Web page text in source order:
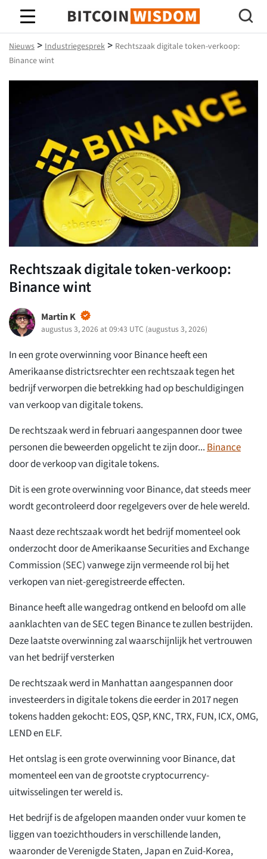
Bitcoin-wijsheid
Nieuws > Industriegesprek > Rechtszaak digitale token-verkoop:
Binance wint
Rechtszaak digitale token-verkoop:
Binance wint
Martin K
augustus 3, 2026 at 09:43 UTC (augustus 3, 2026)
In een grote overwinning voor Binance heeft een
Amerikaanse districtsrechter een rechtszaak tegen het
bedrijf verworpen die betrekking had op beschuldigingen
van verkoop van digitale tokens.
De rechtszaak werd in februari aangespannen door twee
personen die beweerden opgelicht te zijn door... Binance
door de verkoop van digitale tokens.
Dit is een grote overwinning voor Binance, dat steeds meer
wordt gecontroleerd door regelgevers over de hele wereld.
Naast deze rechtszaak wordt het bedrijf momenteel ook
onderzocht door de Amerikaanse Securities and Exchange
Commission (SEC) vanwege zijn vermeende rol bij het
verkopen van niet-geregistreerde effecten.
Binance heeft alle wangedrag ontkend en beloofd om alle
aanklachten van de SEC tegen Binance te zullen bestrijden.
Deze laatste overwinning zal waarschijnlijk het vertrouwen
van het bedrijf versterken
De rechtszaak werd in Manhattan aangespannen door
investeerders in digitale tokens die eerder in 2017 negen
tokens hadden gekocht: EOS, QSP, KNC, TRX, FUN, ICX, OMG,
LEND en ELF.
Het ontslag is een grote overwinning voor Binance, dat
momenteel een van de grootste cryptocurrency-
uitwisselingen ter wereld is.
Het bedrijf is de afgelopen maanden onder vuur komen te
liggen van toezichthouders in verschillende landen,
waaronder de Verenigde Staten, Japan en Zuid-Korea,